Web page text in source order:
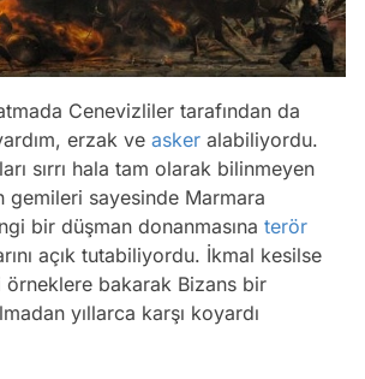
Cenevizliler tarafından da
erzak ve asker alabiliyordu.
sırrı hala tam olarak bilinmeyen
gemileri sayesinde Marmara
bir düşman donanmasına terör
açık tutabiliyordu. İkmal kesilse
bakarak Bizans bir
yıllarca karşı koyardı